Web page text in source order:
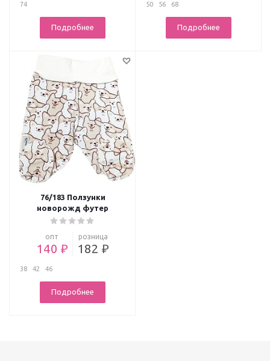
74
Подробнее
50 56 68
Подробнее
76/183 Ползунки
новорожд футер
опт
140 ₽
розница
182 ₽
38 42 46
Подробнее